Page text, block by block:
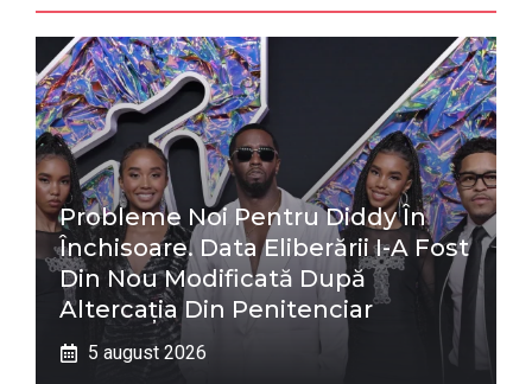
Probleme Noi Pentru Diddy În
Închisoare. Data Eliberării I-A Fost
Din Nou Modificată După
Altercația Din Penitenciar
5 august 2026